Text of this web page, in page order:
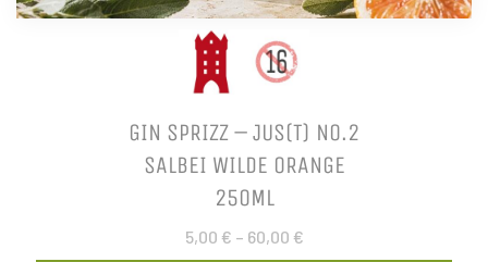
GIN SPRIZZ – JUS(T) NO.2
SALBEI WILDE ORANGE
250ML
5,00 € – 60,00 €